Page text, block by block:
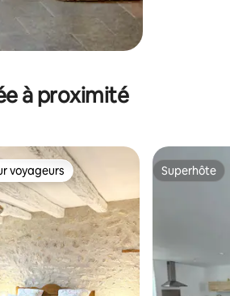
à proximité
les plus appréciés
voyageurs Superhôte
Superhôte